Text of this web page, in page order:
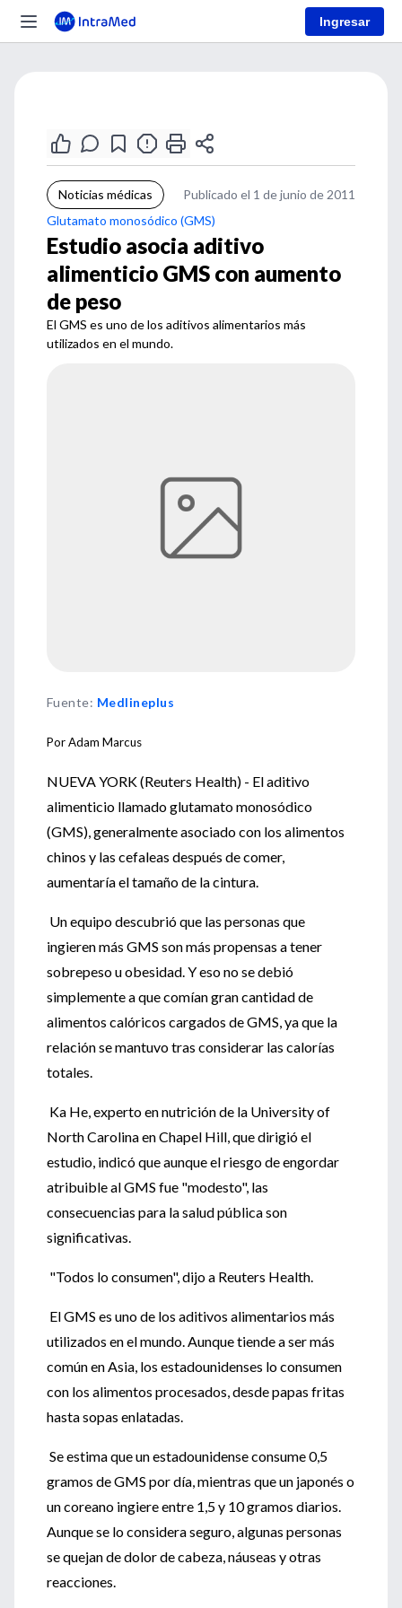
Ingresar
Noticias médicas
Publicado el 1 de junio de 2011
Glutamato monosódico (GMS)
Estudio asocia aditivo
alimenticio GMS con aumento
de peso
El GMS es uno de los aditivos alimentarios más
utilizados en el mundo.
Fuente: Medlineplus
Por Adam Marcus
NUEVA YORK (Reuters Health) - El aditivo
alimenticio llamado glutamato monosódico
(GMS), generalmente asociado con los alimentos
chinos y las cefaleas después de comer,
aumentaría el tamaño de la cintura.
Un equipo descubrió que las personas que
ingieren más GMS son más propensas a tener
sobrepeso u obesidad. Y eso no se debió
simplemente a que comían gran cantidad de
alimentos calóricos cargados de GMS, ya que la
relación se mantuvo tras considerar las calorías
totales.
Ka He, experto en nutrición de la University of
North Carolina en Chapel Hill, que dirigió el
estudio, indicó que aunque el riesgo de engordar
atribuible al GMS fue "modesto", las
consecuencias para la salud pública son
significativas.
"Todos lo consumen", dijo a Reuters Health.
El GMS es uno de los aditivos alimentarios más
utilizados en el mundo. Aunque tiende a ser más
común en Asia, los estadounidenses lo consumen
con los alimentos procesados, desde papas fritas
hasta sopas enlatadas.
Se estima que un estadounidense consume 0,5
gramos de GMS por día, mientras que un japonés o
un coreano ingiere entre 1,5 y 10 gramos diarios.
Aunque se lo considera seguro, algunas personas
se quejan de dolor de cabeza, náuseas y otras
reacciones.